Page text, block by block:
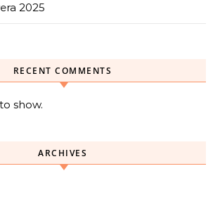
2025
RECENT COMMENTS
show.
ARCHIVES